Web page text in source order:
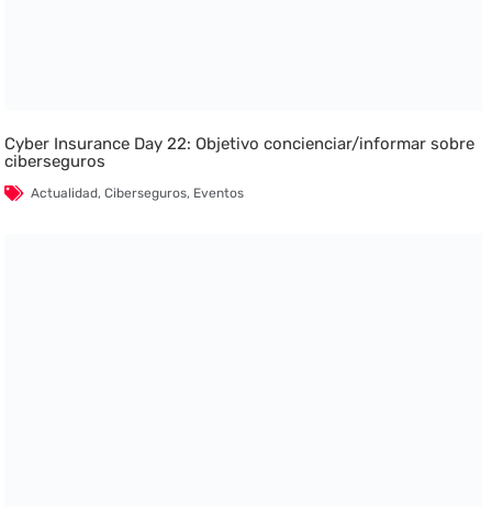
Cyber Insurance Day 22: Objetivo concienciar/informar sobre
ciberseguros
Actualidad,Ciberseguros, Eventos